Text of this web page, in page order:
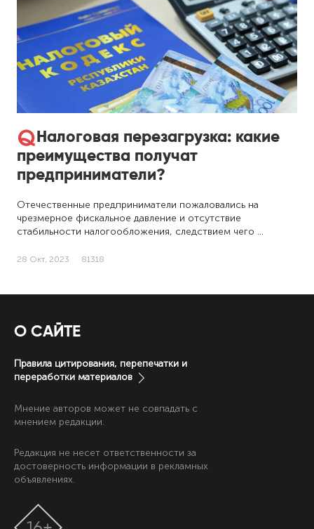
Налоговая перезагрузка: какие
преимущества получат
предприниматели?
Отечественные предприниматели пожаловались на
чрезмерное фискальное давление и отсутствие
стабильности налогообложения, следствием чего …
28 Окт, 2023 81318
О САЙТЕ
Правила цитирования, перепечатки и
переработки материалов
Мнение авторов может не совпадать с
мнением редакции.
Редакция не несет ответственности за
достоверность информации в рекламных
объявлениях.